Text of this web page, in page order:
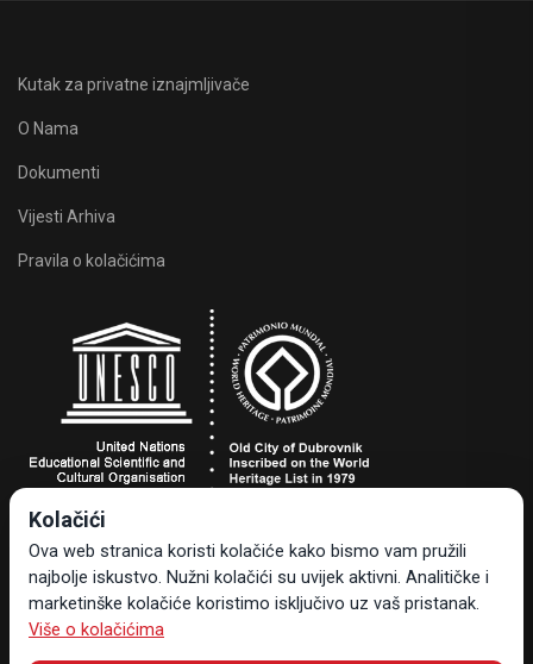
Kutak za privatne iznajmljivače
O Nama
Dokumenti
Vijesti Arhiva
Pravila o kolačićima
Turistička zajednica grada Dubrovnika
Dr. Ante Starčevića 24, 20000 Dubrovnik, Hrvatska
Tel +385 20 323-887
info@tzdubrovnik.hr
Kolačići
Ova web stranica koristi kolačiće kako bismo vam pružili
najbolje iskustvo. Nužni kolačići su uvijek aktivni. Analitičke i
marketinške kolačiće koristimo isključivo uz vaš pristanak.
Više o kolačićima